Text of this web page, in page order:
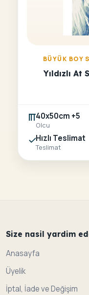
BÜYÜK BOY
Yıldızlı
40x50cm +5
Olcu
Hızlı Teslimat
Teslimat
Size nasil yardim
Anasayfa
Üyelik
İptal, İade ve Değişim